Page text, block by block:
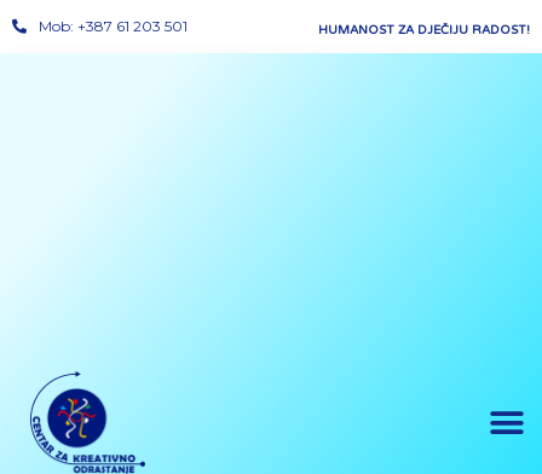
Mob: +387 61 203 501 HUMANOST ZA DJEČIJU RADOST!